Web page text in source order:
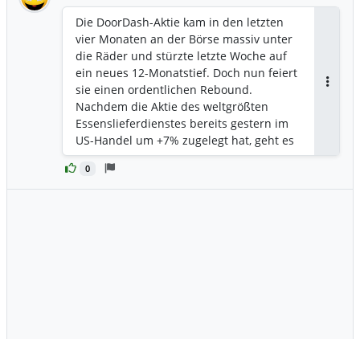
0
Die DoorDash-Aktie kam in den letzten
vier Monaten an der Börse massiv unter
die Räder und stürzte letzte Woche auf
ein neues 12-Monatstief. Doch nun feiert
sie einen ordentlichen Rebound.
Nachdem die Aktie des weltgrößten
Essenslieferdienstes bereits gestern im
US-Handel um +7% zugelegt hat, geht es
am Donnerstagmorgen im europäischen
Handel um satte +15% nach oben. Was
hat den Rebound ausgelöst und ist die